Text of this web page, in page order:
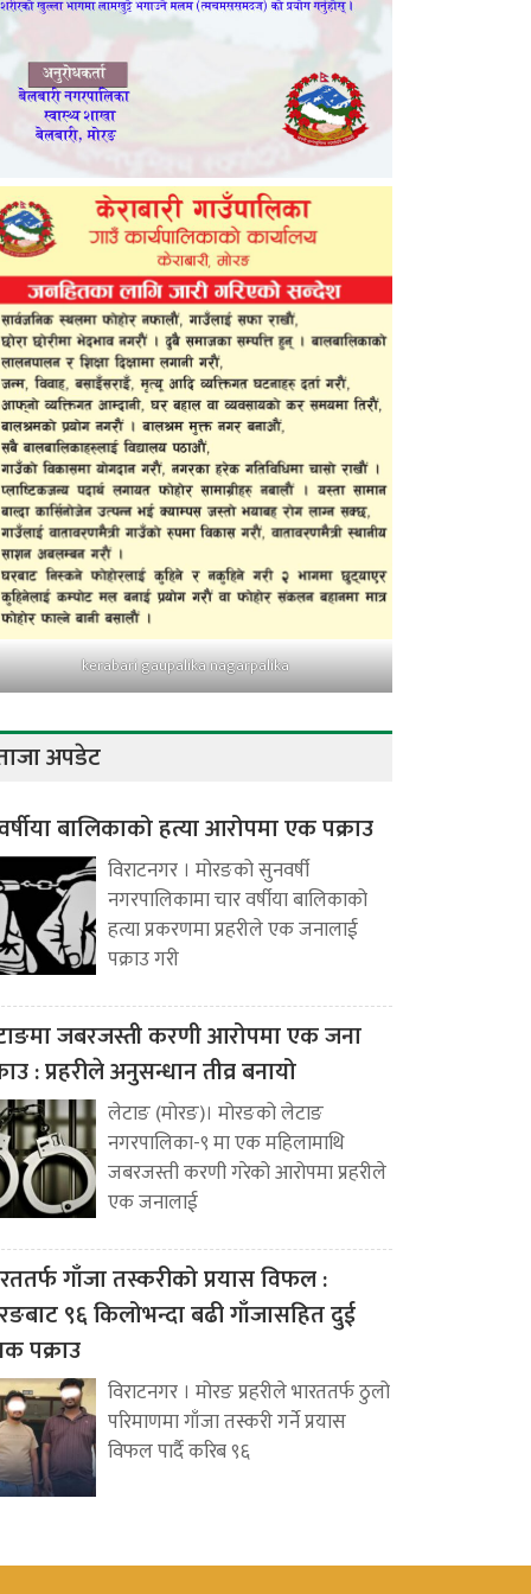
kerabari gaupalika nagarpalika
अपडेट
बालिकाको हत्या आरोपमा एक पक्राउ
विराटनगर । मोरङको सुनवर्षी
नगरपालिकामा चार वर्षीया बालिकाको
हत्या प्रकरणमा प्रहरीले एक जनालाई
पक्राउ गरी
जबरजस्ती करणी आरोपमा एक जना
: प्रहरीले अनुसन्धान तीव्र बनायो
लेटाङ (मोरङ)। मोरङको लेटाङ
नगरपालिका-९ मा एक महिलामाथि
जबरजस्ती करणी गरेको आरोपमा प्रहरीले
एक जनालाई
गाँजा तस्करीको प्रयास विफल :
९६ किलोभन्दा बढी गाँजासहित दुई
पक्राउ
विराटनगर । मोरङ प्रहरीले भारततर्फ ठुलो
परिमाणमा गाँजा तस्करी गर्ने प्रयास
विफल पार्दै करिब ९६